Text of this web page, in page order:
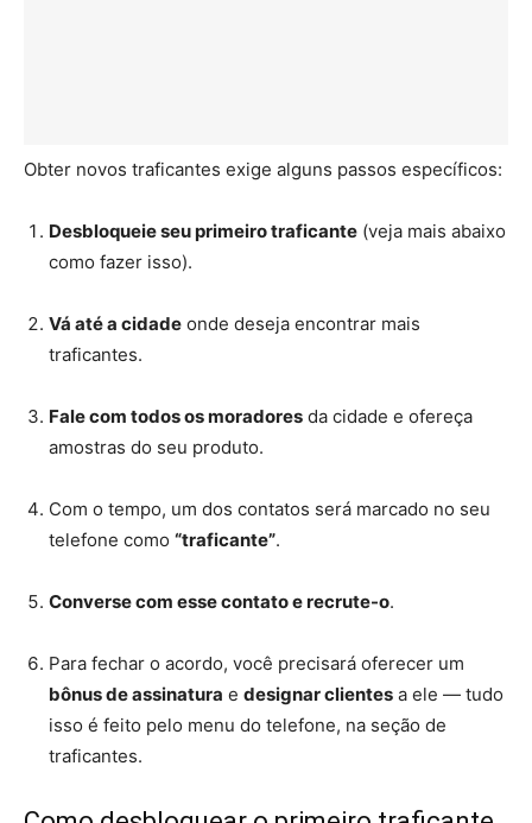
Obter novos traficantes exige alguns passos específicos:
Desbloqueie seu primeiro traficante (veja mais abaixo
como fazer isso).
Vá até a cidade onde deseja encontrar mais
traficantes.
Fale com todos os moradores da cidade e ofereça
amostras do seu produto.
Com o tempo, um dos contatos será marcado no seu
telefone como “traficante”.
Converse com esse contato e recrute-o.
Para fechar o acordo, você precisará oferecer um
bônus de assinatura e designar clientes a ele — tudo
isso é feito pelo menu do telefone, na seção de
traficantes.